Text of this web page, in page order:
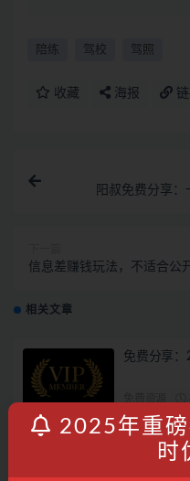
陪练 驾校 驾照
收藏 海报
阳叔免费分享
信息差赚钱玩法，不适合公
相关文章
免费分享
淘宝卖新
分享给你
2025年重
时